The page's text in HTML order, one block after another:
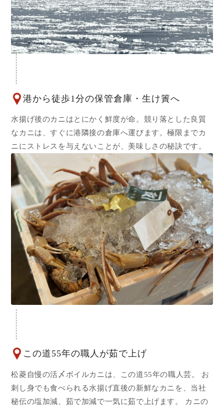
港から徒歩1分の保管倉庫・生け簀へ
水揚げ後のカニはとにかく鮮度が命。競り落とした良質
なカニは、すぐに港隣接の倉庫へ運びます。極限までカ
ニにストレスを与えないことが、美味しさの秘訣です。
この道55年の職人が茹で上げ
松菱自慢の活〆ボイルカニは、この道55年の職人芸。 お
刺し身でも食べられる水揚げ直後の新鮮なカニを、当社
秘伝の塩加減、茹で加減で一気に茹で上げます。 カニの